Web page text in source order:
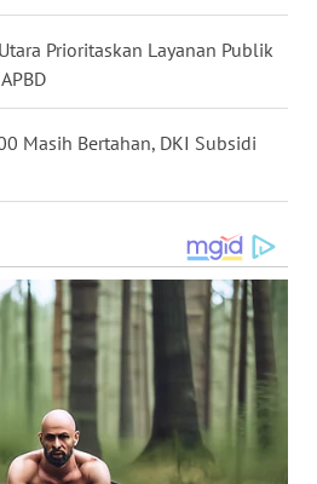
Prioritaskan Layanan Publik
Masih Bertahan, DKI Subsidi